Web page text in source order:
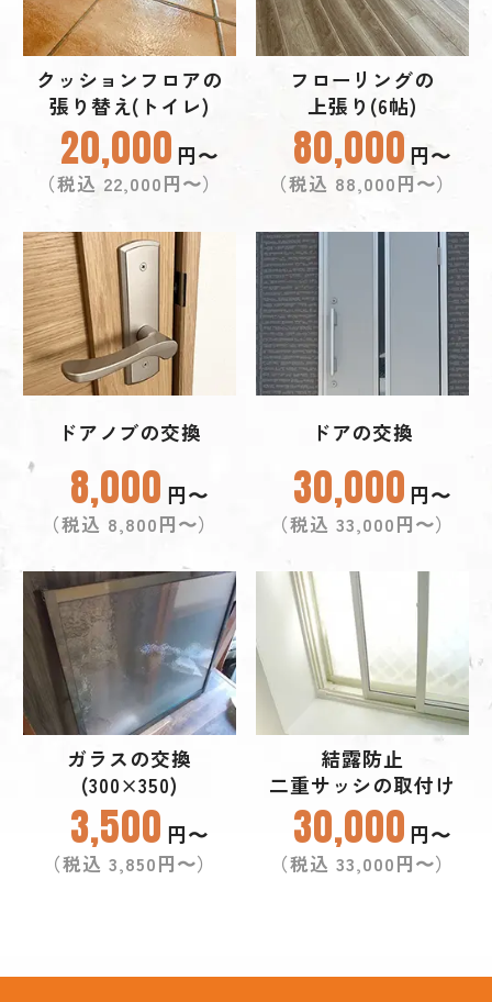
クッションフロアの
張り替え(トイレ)
20,000 円〜
（税込 22,000円〜）
フローリングの
上張り(6帖)
80,000 円〜
（税込 88,000円〜）
ドアノブの交換
8,000 円〜
（税込 8,800円〜）
ドアの交換
30,000 円〜
（税込 33,000円〜）
ガラスの交換
(300×350)
3,500 円〜
（税込 3,850円〜）
結露防止
二重サッシの取付け
30,000 円〜
（税込 33,000円〜）